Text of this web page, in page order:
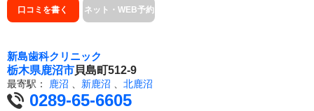
口コミを書く ネット・WEB予約
新島歯科クリニック
栃木県鹿沼市貝島町512-9
最寄駅： 鹿沼 、 新鹿沼 、 北鹿沼
0289-65-6605